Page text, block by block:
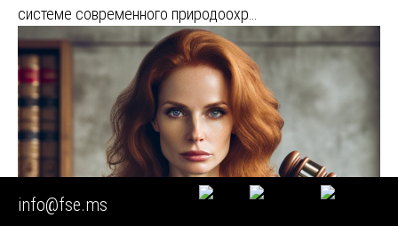
системе современного природоохр…
info@fse.ms